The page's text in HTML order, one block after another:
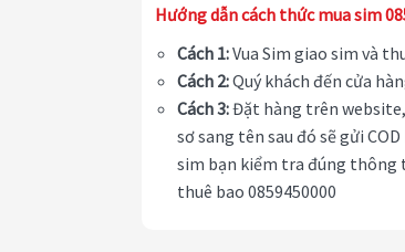
Hướng dẫn cách thức mua sim
Cách 1:Vua Sim giao sim và
Cách 2:Quý khách đến cửa
Cách 3:Đặt hàng trên
sơ sang tên sau đó sẽ gửi
sim bạn kiểm tra đúng thông
thuê bao 0859450000